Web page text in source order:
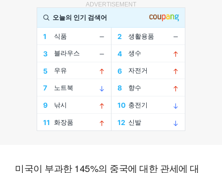
ADVERTISEMENT
미국이 부과한 145%의 중국에 대한 관세에 대